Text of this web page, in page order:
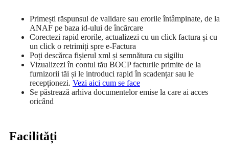
Primești răspunsul de validare sau erorile întâmpinate, de la
ANAF pe baza id-ului de încărcare
Corectezi rapid erorile, actualizezi cu un click factura și cu
un click o retrimiți spre e-Factura
Poți descărca fișierul xml și semnătura cu sigiliu
Vizualizezi în contul tău BOCP facturile primite de la
furnizorii tăi și le introduci rapid în scadențar sau le
recepționezi. Vezi aici cum se face
Se păstrează arhiva documentelor emise la care ai acces
oricând
Facilități